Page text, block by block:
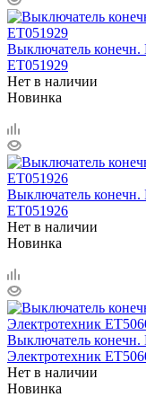
Выключатель
ET051929
Нет в наличии
Новинка
Выключатель
ET051926
Нет в наличии
Новинка
Выключатель
Электротехник
Нет в наличии
Новинка